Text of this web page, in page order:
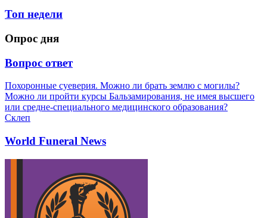
Топ недели
Опрос дня
Вопрос ответ
Похоронные суеверия. Можно ли брать землю с могилы?
Можно ли пройти курсы Бальзамирования, не имея высшего
или средне-специального медицинского образования?
Склеп
World Funeral News